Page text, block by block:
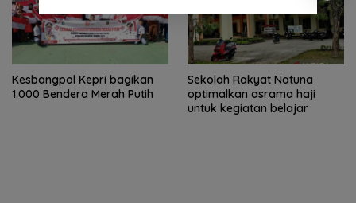
Kesbangpol Kepri bagikan
1.000 Bendera Merah Putih
Sekolah Rakyat Natuna
optimalkan asrama haji
untuk kegiatan belajar